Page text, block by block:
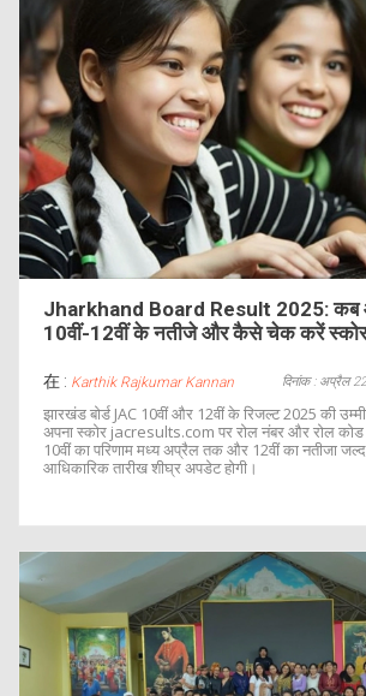
Jharkhand Board Result 2025: कब
10वीं-12वीं के नतीजे और कैसे चेक करें स्कोर
在 : Karthik Rajkumar Kannan दिनांक : अप्रैल
झारखंड बोर्ड JAC 10वीं और 12वीं के रिजल्ट 2025 की
अपना स्कोर jacresults.com पर रोल नंबर और रोल
10वीं का परिणाम मध्य अप्रैल तक और 12वीं का नतीजा जल्द
आधिकारिक तारीख शीघ्र अपडेट होगी।